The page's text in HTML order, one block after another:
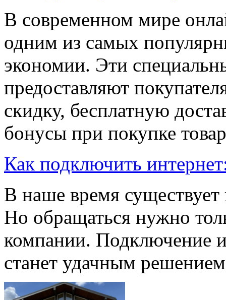
В современном мире
одним из самых
экономии. Эти
предоставляют
скидку, бесплатную
бонусы при покупке
Как подключить
В наше время существует
Но обращаться нужно
компании. Подключение
станет удачным